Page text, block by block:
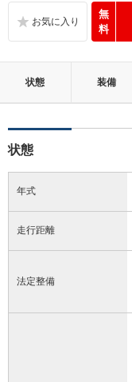
無
料
状態 装備
状態
年式
走行距離
法定整備